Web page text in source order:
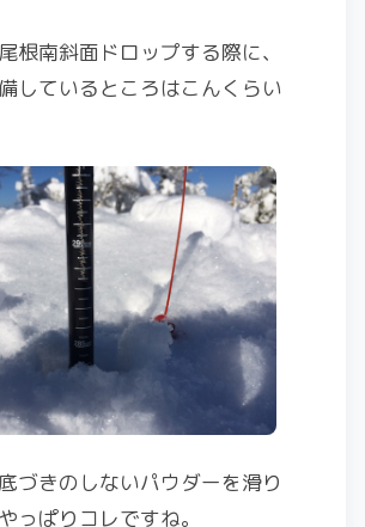
根南斜面ドロップする際に、
しているところはこんくらい
づきのしないパウダーを滑り
っぱりコレですね。